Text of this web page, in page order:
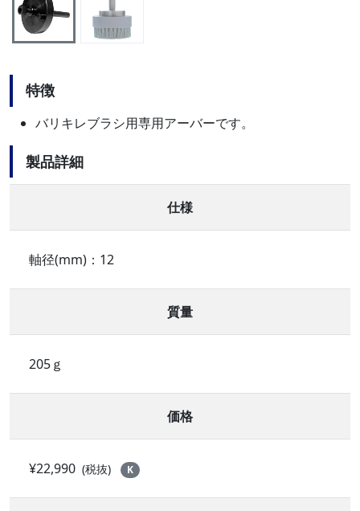
特徴
バリキレブラシ用専用アーバーです。
製品詳細
仕様
軸径(mm)：12
質量
205ｇ
価格
¥22,990 (税抜) K